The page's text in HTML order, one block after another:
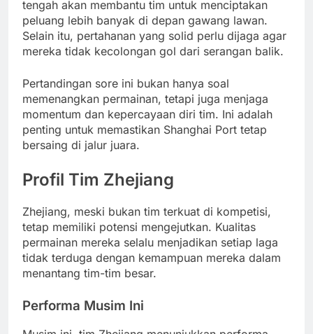
tengah akan membantu tim untuk menciptakan
peluang lebih banyak di depan gawang lawan.
Selain itu, pertahanan yang solid perlu dijaga agar
mereka tidak kecolongan gol dari serangan balik.
Pertandingan sore ini bukan hanya soal
memenangkan permainan, tetapi juga menjaga
momentum dan kepercayaan diri tim. Ini adalah
penting untuk memastikan Shanghai Port tetap
bersaing di jalur juara.
Profil Tim Zhejiang
Zhejiang, meski bukan tim terkuat di kompetisi,
tetap memiliki potensi mengejutkan. Kualitas
permainan mereka selalu menjadikan setiap laga
tidak terduga dengan kemampuan mereka dalam
menantang tim-tim besar.
Performa Musim Ini